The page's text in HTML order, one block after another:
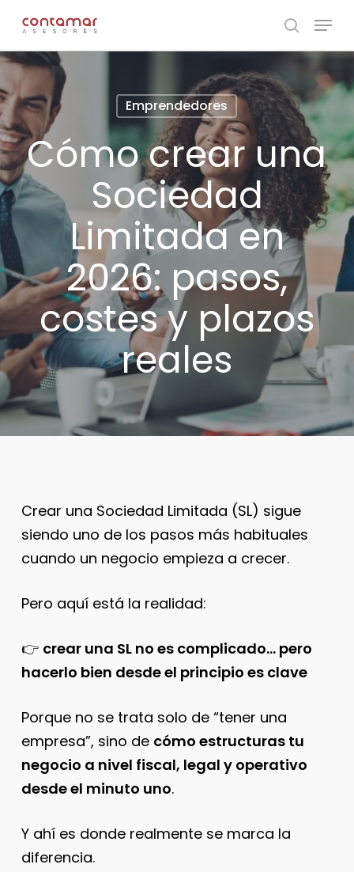
main
content
search
Menu
Emprendedores
Cómo crear una
Sociedad
Limitada en
2026: pasos,
costes y plazos
reales
Crear una Sociedad Limitada (SL) sigue
siendo uno de los pasos más habituales
cuando un negocio empieza a crecer.
Pero aquí está la realidad:
👉 crear una SL no es complicado… pero
hacerlo bien desde el principio es clave
Porque no se trata solo de “tener una
empresa”, sino de cómo estructuras tu
negocio a nivel fiscal, legal y operativo
desde el minuto uno.
Y ahí es donde realmente se marca la
diferencia.